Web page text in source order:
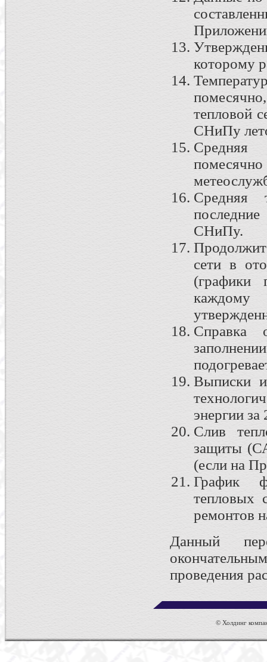
которому
тепловой
СНиПу
Средняя
Средняя
СНиПу.
сети в
(графики
каждому
Справка
Выписки
энергии за
Слив
защиты
(если на
График
тепловых
ремонтов
Данный
проведения
© Холдинг